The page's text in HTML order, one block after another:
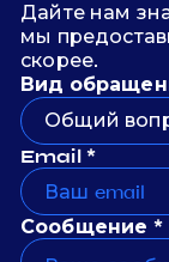
Дайте нам
мы
скорее.
Вид
Общий
Email *
Сообщение *